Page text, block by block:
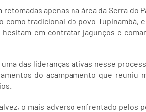
apenas na área da Serra do
tradicional do povo Tupinambá,
em contratar jagunços e
uma das lideranças ativas nesse
do acampamento que reuniu
o mais adverso enfrentado pelos